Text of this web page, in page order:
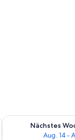
Aug.
Nächstes
Aug. 14 -
Überprüfe die